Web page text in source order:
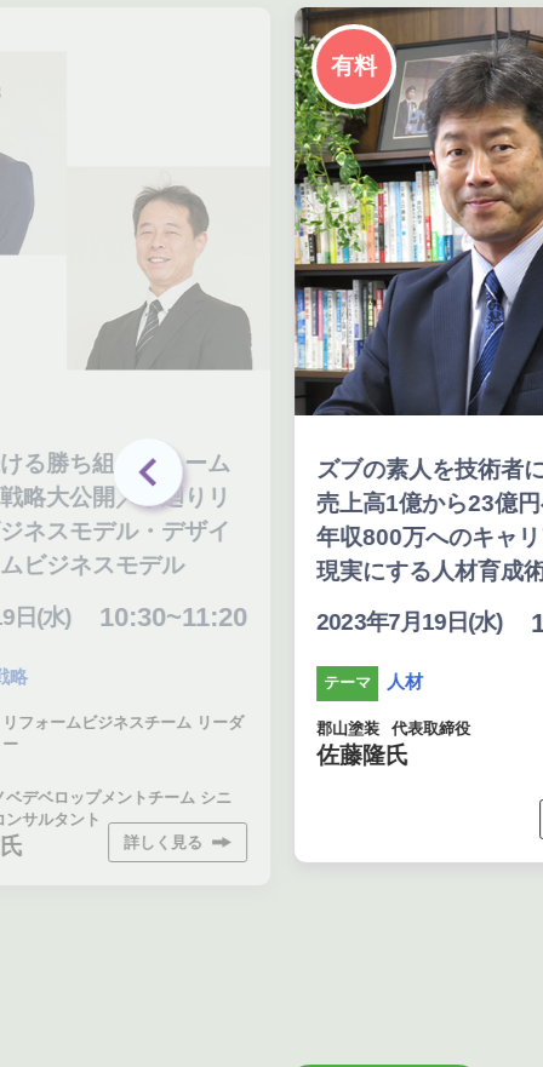
勝ち組リフォーム
大公開／水廻りリ
スモデル・デザイ
ジネスモデル
(水) 10:30~11:20
ォームビジネスチーム リーダ
デベロップメントチーム シニ
サルタント
詳しく見る
有料
ズブの素人を技術者に
売上高1億から23億円
年収800万へのキャリ
現実にする人材育成術
2023年7月19日(水)
テーマ 人材
郡山塗装 代表取締役
佐藤隆氏